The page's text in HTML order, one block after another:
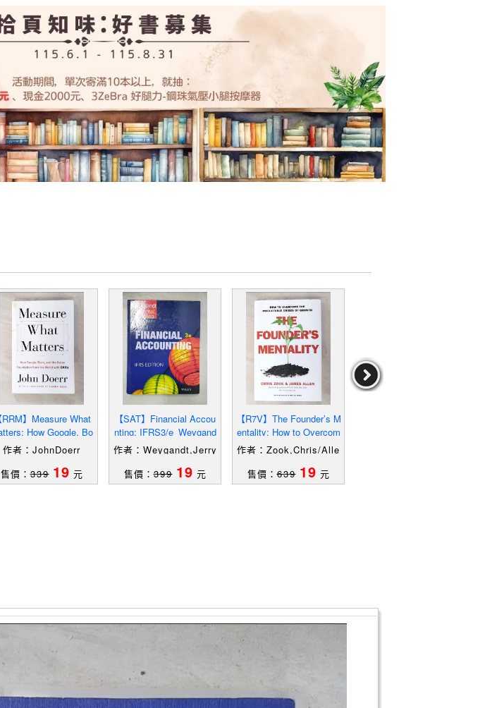
RRM】Measure What
How Google, Bo
and the Gates Found
作者：JohnDoerr
售價：339 19 元
【SAT】Financial Accou
nting: IFRS3/e_Weygand
t, Jerry J.
作者：Weygandt,Jerry
售價：399 19 元
【R7V】The Founder’s M
entality: How to Overcom
e the Predictable Crise
作者：Zook,Chris/Alle
售價：639 19 元